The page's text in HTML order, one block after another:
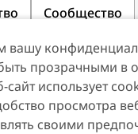
вашу
прозрачными в
сайт использует
просмотра
своими
Сообщество